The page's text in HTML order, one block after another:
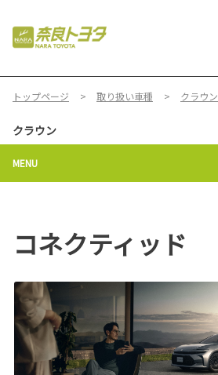
トップページ 取り扱い車種 クラウン
クラウン
MENU
コネクティッド